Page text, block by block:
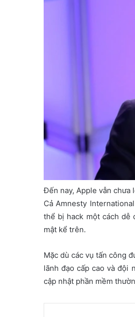
Đến nay, Apple vẫn chưa
Cả Amnesty
thể bị hack một cách dễ
mật kể trên.
Mặc dù các vụ tấn công
lãnh đạo cấp cao và đội
cập nhật phần mềm